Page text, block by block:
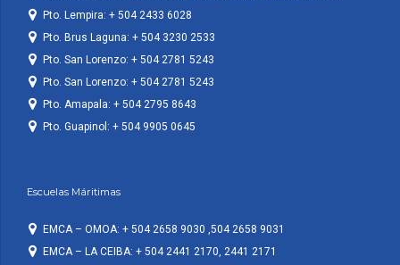
Pto. Lempira: + 504 2433 6028
Pto. Brus Laguna: + 504 3230 2533
Pto. San Lorenzo: + 504 2781 5243
Pto. San Lorenzo: + 504 2781 5243
Pto. Amapala: + 504 2795 8643
Pto. Guapinol: + 504 9905 0645
Escuelas Máritimas
EMCA – OMOA: + 504 2658 9030 ,504 2658 9031
EMCA – LA CEIBA: + 504 2441 2170, 2441 2171